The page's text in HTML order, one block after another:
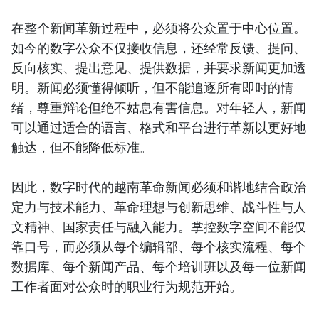
在整个新闻革新过程中，必须将公众置于中心位置。
如今的数字公众不仅接收信息，还经常反馈、提问、
反向核实、提出意见、提供数据，并要求新闻更加透
明。新闻必须懂得倾听，但不能追逐所有即时的情
绪，尊重辩论但绝不姑息有害信息。对年轻人，新闻
可以通过适合的语言、格式和平台进行革新以更好地
触达，但不能降低标准。
因此，数字时代的越南革命新闻必须和谐地结合政治
定力与技术能力、革命理想与创新思维、战斗性与人
文精神、国家责任与融入能力。掌控数字空间不能仅
靠口号，而必须从每个编辑部、每个核实流程、每个
数据库、每个新闻产品、每个培训班以及每一位新闻
工作者面对公众时的职业行为规范开始。